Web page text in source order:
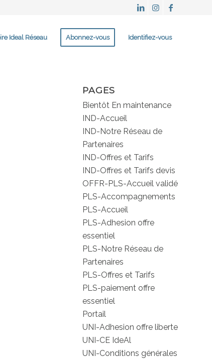
Ideal Réseau Abonnez-vous Identifiez-vous
PAGES
Bientôt En maintenance
IND-Accueil
IND-Notre Réseau de
Partenaires
IND-Offres et Tarifs
IND-Offres et Tarifs devis
OFFR-PLS-Accueil validé
PLS-Accompagnements
PLS-Accueil
PLS-Adhesion offre
essentiel
PLS-Notre Réseau de
Partenaires
PLS-Offres et Tarifs
PLS-paiement offre
essentiel
Portail
UNI-Adhesion offre liberte
UNI-CE IdeAl
UNI-Conditions générales